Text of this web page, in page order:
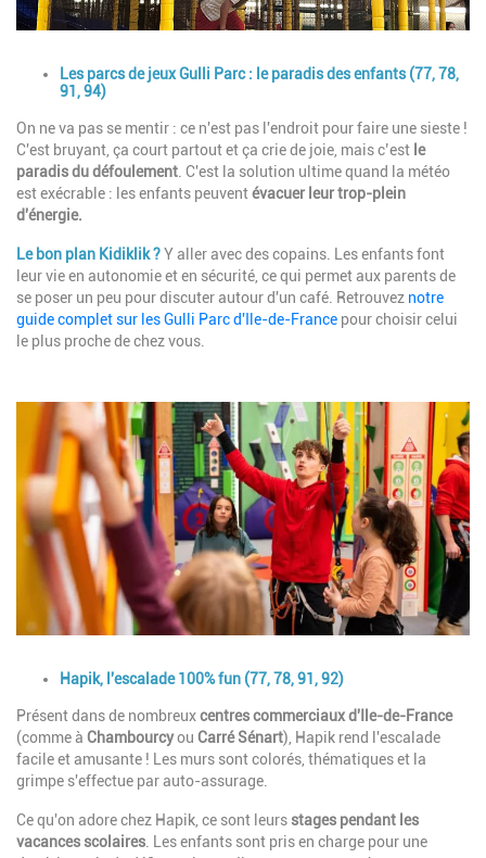
DescriptionLes parcs de jeux Gulli Parc : le paradis des enfants (77, 78,
91, 94)
On ne va pas se mentir : ce n'est pas l'endroit pour faire une sieste !
C'est bruyant, ça court partout et ça crie de joie, mais c’est le
paradis du défoulement . C'est la solution ultime quand la météo
est exécrable : les enfants peuventévacuer leur trop-plein
d'énergie.
Le bon plan Kidiklik ?Y aller avec des copains. Les enfants font
leur vie en autonomie et en sécurité, ce qui permet aux parents de
se poser un peu pour discuter autour d'un café. Retrouvez notre
guide complet sur les Gulli Parc d'Ile-de-France pour choisir celui
le plus proche de chez vous.
Image
DescriptionHapik, l'escalade 100% fun (77, 78, 91, 92)
Présent dans de nombreuxcentres commerciaux d'Ile-de-France
(comme à Chambourcyou Carré Sénart), Hapik rend l'escalade
facile et amusante ! Les murs sont colorés, thématiques et la
grimpe s'effectue par auto-assurage.
Ce qu'on adore chez Hapik, ce sont leursstages pendant les
vacances scolaires. Les enfants sont pris en charge pour une